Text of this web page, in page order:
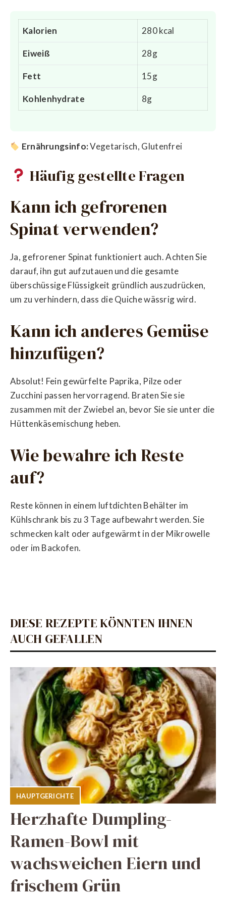
Kalorien 280 kcal
Eiweiß 28g
Fett 15g
Kohlenhydrate 8g
Ernährungsinfo:Vegetarisch, Glutenfrei
Häufig gestellte Fragen
Kann ich gefrorenen
Spinat verwenden?
Ja, gefrorener Spinat funktioniert auch. Achten Sie
darauf, ihn gut aufzutauen und die gesamte
überschüssige Flüssigkeit gründlich auszudrücken,
um zu verhindern, dass die Quiche wässrig wird.
Kann ich anderes Gemüse
hinzufügen?
Absolut! Fein gewürfelte Paprika, Pilze oder
Zucchini passen hervorragend. Braten Sie sie
zusammen mit der Zwiebel an, bevor Sie sie unter die
Hüttenkäsemischung heben.
Wie bewahre ich Reste
auf?
Reste können in einem luftdichten Behälter im
Kühlschrank bis zu 3 Tage aufbewahrt werden. Sie
schmecken kalt oder aufgewärmt in der Mikrowelle
oder im Backofen.
DIESE REZEPTE KÖNNTEN IHNEN
AUCH GEFALLEN
HAUPTGERICHTE
Herzhafte Dumpling-
Ramen-Bowl mit
wachsweichen Eiern und
frischem Grün